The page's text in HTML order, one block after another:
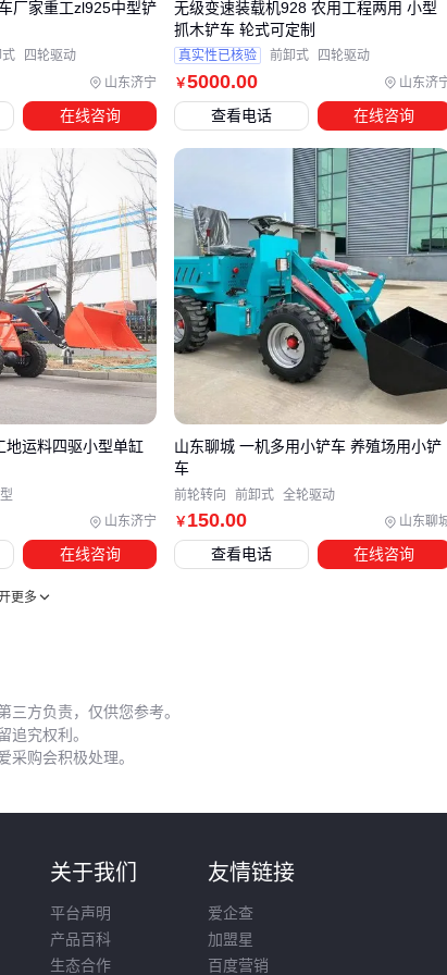
铲车后，许多用户会发现实际使用中还需要额外配置多种
设备，这些配套成本往往在初期预算中被低估。
警示设备：如铲车警示灯
、防撞条等，能显著降低作
域的安全风险，尤其在人员密集的仓库或工地。
扩展件：不同规格的铲斗、称重系统等，直接影响铲车
作业效率和适用范围。
品：液压油
、润滑油和滤芯等定期更换件，长期使用
不容忽视。
示灯为例，选择时需考虑作业环境的光线条件和防水需
非单纯追求亮度。聚光型适合室外强光环境，而爆闪型
暗仓库中更醒目。
设备的合理配置能延长主设备寿命并降低事故率，建议根
作业强度和环境特点制定采购清单。
铲车维护：三个最易犯的错误
维护的疏忽往往导致铲车性能快速下降。常见误区包括：
还能在故障时快速定位问题部件。电子版手册更方便现
询关键参数。
动灵敏度，这些细节能避免80%的突发故障。
铲车时，应将初期价格、配套成本和使用维护费用作为整
估。明确自身作业场景的核心需求，在承载能力、机动性
展性之间找到平衡点，才能实现真正的性价比最优。
山东济宁
厂家重工zl925中型铲
四轮驱动
在线咨询
￥5000.00 山东济
无级变速装载机928 农用工程两用 小型
抓木铲车 轮式可定制
真实性已核验 前卸式 四轮驱动
查看电话 在线咨询
山东济宁
地运料四驱小型单缸
在线咨询
￥ 150.00 山东聊
山东聊城 一机多用小铲车 养殖场用小铲
车
前轮转向 前卸式 全轮驱动
查看电话 在线咨询
更多
方负责，仅供您参考。
追究权利。
购会积极处理。
关于我们
平台声明
产品百科
生态合作
友情链接
爱企查
加盟星
百度营销